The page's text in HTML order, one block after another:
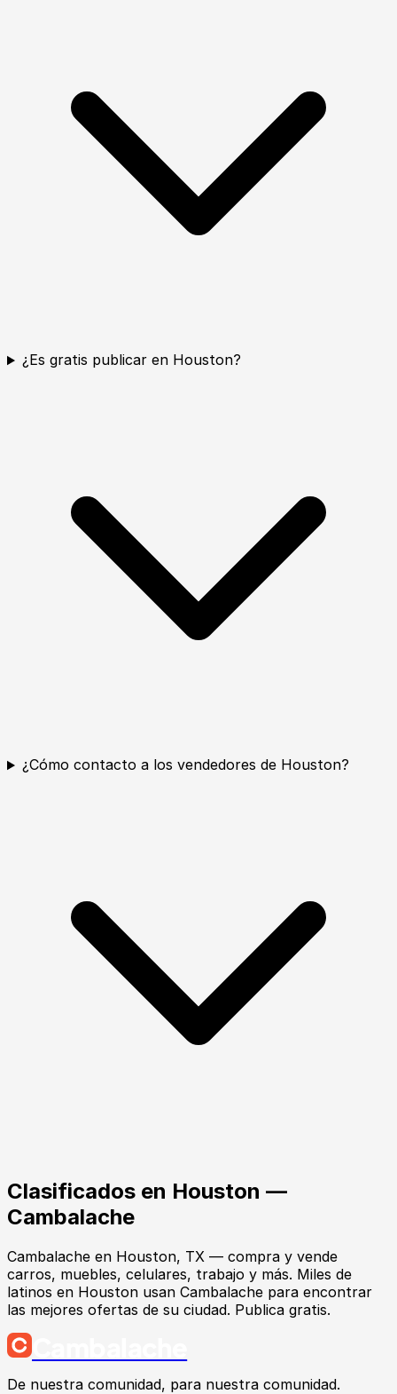
¿Es gratis publicar en Houston?
¿Cómo contacto a los vendedores de Houston?
Clasificados en Houston —
Cambalache
Cambalache en Houston, TX — compra y vende
carros, muebles, celulares, trabajo y más. Miles de
latinos en Houston usan Cambalache para encontrar
las mejores ofertas de su ciudad. Publica gratis.
De nuestra comunidad, para nuestra comunidad.